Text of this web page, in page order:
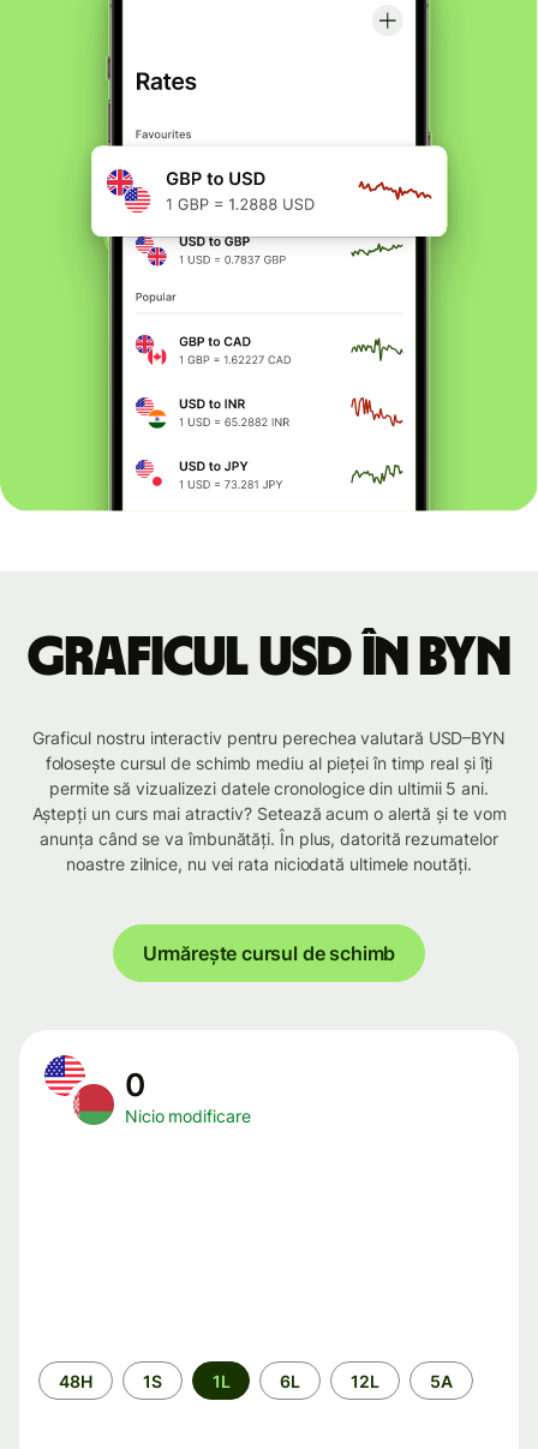
Graficul USD în BYN
Graficul nostru interactiv pentru perechea valutară USD–BYN
folosește cursul de schimb mediu al pieței în timp real și îți
permite să vizualizezi datele cronologice din ultimii 5 ani.
Aștepți un curs mai atractiv? Setează acum o alertă și te vom
anunța când se va îmbunătăți. În plus, datorită rezumatelor
noastre zilnice, nu vei rata niciodată ultimele noutăți.
Urmărește cursul de schimb
0
Nicio modificare
Perioada
48H 1S 1L 6L 12L 5A